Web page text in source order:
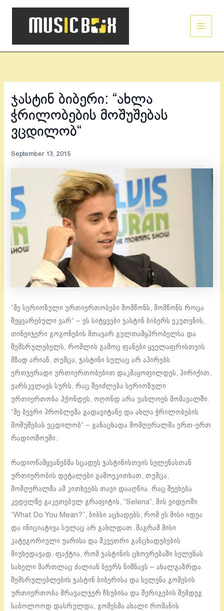
Skip
ჯასტინ ბიბერი: “ახლა
ჭრილობების მოშუშებას
ვცდილობ“
September 13, 2015
“მე სერიოზული ურთიერთობები მომწონს, მომწონს როცა
შეყვარებული ვარ“ – ეს სიტყვები ჯასტინ ბიბერს ეკუთვნის,
თინეიჯერი გოგონების მთავარ გულთამყპრობელსა და
შემსრულებელს, რომლის გამოც ფანები ყველაფრისთვის
მზად არიან. თუმცა, ჯასტინი სულაც არ აპირებს
ერთჯერადი ურთიერთობებით დაკმაყოფილდეს, პირიქით,
ვარსკვლავს სურს, რაც შეიძლება სერიოზული
ურთიერთობა ჰქონდეს, ოღონდ არა უახლოეს მომავალში.
“მე ბევრი პრობლემა გადავიტანე და ახლა ჭრილობების
მოშუშებას ვცდილობ“ – განაცხადა მომღერალმა ერთ-ერთ
რადიოშოუში.
რადიოწამყვანებმა სცადეს ჯასტინისთვის სელენასთან
ურთიერობის დეტალები გამოეკითხათ, თუმცა,
მომღერალმა ამ კითხვებს თავი დააღწია. რაც შეეხება
კედელზე გაკეთებულ გრაფიტის, “Selena“, მის ვიდეოში
“What Do You Mean?”, ბიბსი აცხადებს, რომ ეს მისი იდეა
და ინიციატივა სულაც არ გახლდათ. მაგრამ მისი
კატეგორიული უარისა და მკვეთრი განცხადებების
მიუხედავად, ფაქტია, რომ ჯასტინის ცხოვრებაში სელენას
სახელი მართლაც ძალიან ბევრს ნიშნავს – ახალგაზრდა
შემსრულებლების ჯასტინ ბიბერისა და სელენა გომესის
ურთიერთობა მრავალჯერ ჩხუბისა და შერიგების შემდეგ
საბოლოოდ დასრულდა, გომესმა ახალი რომანის